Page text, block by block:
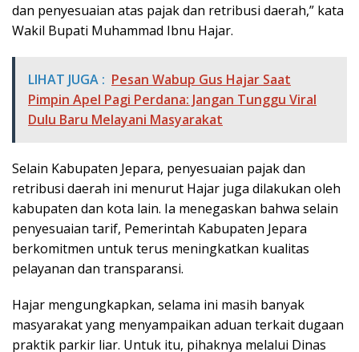
dan penyesuaian atas pajak dan retribusi daerah,” kata
Wakil Bupati Muhammad Ibnu Hajar.
LIHAT JUGA : Pesan Wabup Gus Hajar Saat
Pimpin Apel Pagi Perdana: Jangan Tunggu Viral
Dulu Baru Melayani Masyarakat
Selain Kabupaten Jepara, penyesuaian pajak dan
retribusi daerah ini menurut Hajar juga dilakukan oleh
kabupaten dan kota lain. Ia menegaskan bahwa selain
penyesuaian tarif, Pemerintah Kabupaten Jepara
berkomitmen untuk terus meningkatkan kualitas
pelayanan dan transparansi.
Hajar mengungkapkan, selama ini masih banyak
masyarakat yang menyampaikan aduan terkait dugaan
praktik parkir liar. Untuk itu, pihaknya melalui Dinas